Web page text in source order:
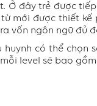
Ở đây trẻ được
mới được thiết
vốn ngôn ngữ đủ
có thể chọn
level sẽ bao